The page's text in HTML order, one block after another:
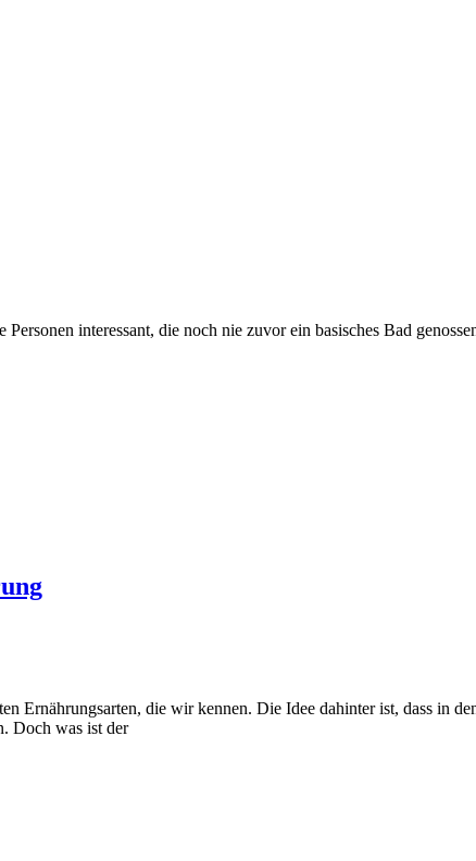
interessant, die noch nie zuvor ein basisches Bad
Ernährungsarten, die wir kennen. Die Idee dahinter ist, dass in
Doch was ist der